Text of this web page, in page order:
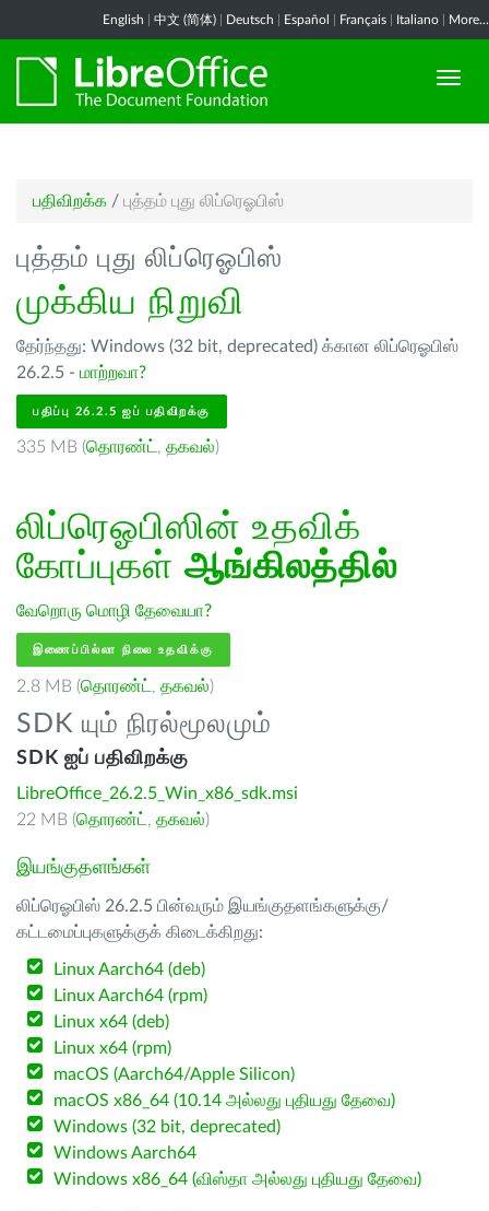
English 中文 (简体) Deutsch Español Français Italiano More...
பதிவிறக்க / புத்தம் புது லிப்ரெஓபிஸ்
புத்தம் புது லிப்ரெஓபிஸ்
முக்கிய நிறுவி
தேர்ந்தது: Windows (32 bit, deprecated) க்கான லிப்ரெஓபிஸ்
26.2.5 - மாற்றவா?
பதிப்பு 26.2.5 ஐப் பதிவிறக்கு
335 MB (தொரண்ட் , தகவல்)
லிப்ரெஓபிஸின் உதவிக்
கோப்புகள் ஆங்கிலத்தில்
வேறொரு மொழி தேவையா?
இணைப்பில்லா நிலை உதவிக்கு
2.8 MB (தொரண்ட் , தகவல்)
SDK யும் நிரல்மூலமும்
SDK ஐப் பதிவிறக்கு
LibreOffice_26.2.5_Win_x86_sdk.msi
22 MB (தொரண்ட் , தகவல்)
இயங்குதளங்கள்
லிப்ரெஓபிஸ் 26.2.5 பின்வரும் இயங்குதளங்களுக்கு/
கட்டமைப்புகளுக்குக் கிடைக்கிறது:
Linux Aarch64 (deb)
Linux Aarch64 (rpm)
Linux x64 (deb)
Linux x64 (rpm)
macOS (Aarch64/Apple Silicon)
macOS x86_64 (10.14 அல்லது புதியது தேவை)
Windows (32 bit, deprecated)
Windows Aarch64
Windows x86_64 (விஸ்தா அல்லது புதியது தேவை)